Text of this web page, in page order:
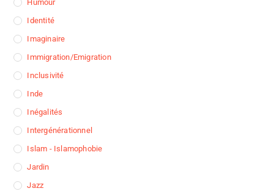
Humour
Identité
Imaginaire
Immigration/Emigration
Inclusivité
Inde
Inégalités
Intergénérationnel
Islam - Islamophobie
Jardin
Jazz